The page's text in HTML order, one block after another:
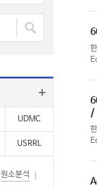
/
UDMC
USRRL
원소분석